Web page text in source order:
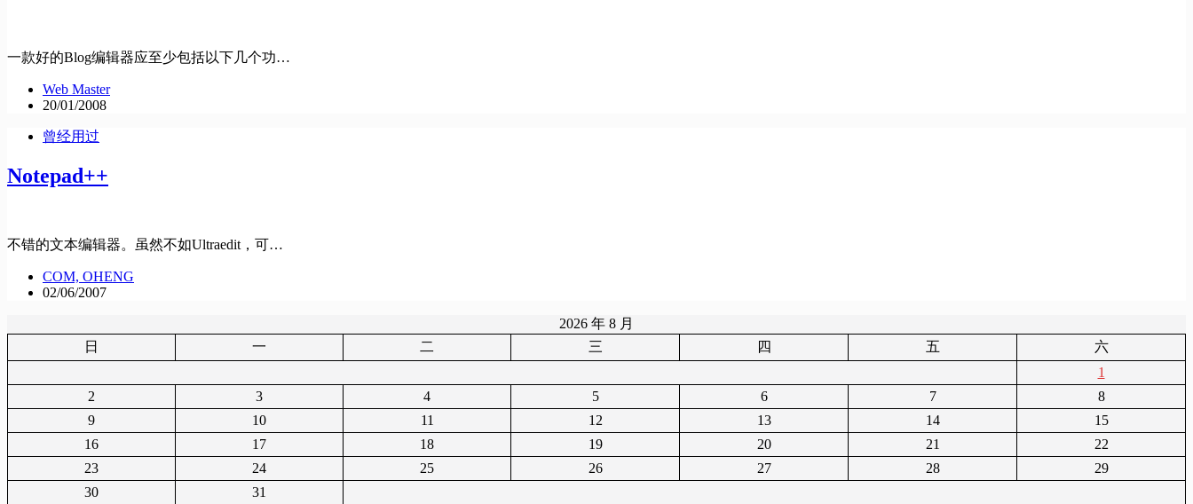
一款好的Blog编辑器应至少包括以下几个功…
Web Master
20/01/2008
曾经用过
Notepad++
不错的文本编辑器。虽然不如Ultraedit，可…
COM, OHENG
02/06/2007
2026 年 8 月
日
一 二 三 四 五
六
1
2
3 4 5 6 7
8
9
10 11 12 13 14
15
16
17 18 19 20 21
22
23
24 25 26 27 28
29
30
31